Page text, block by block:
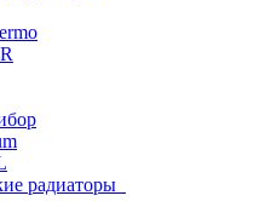
радиаторы